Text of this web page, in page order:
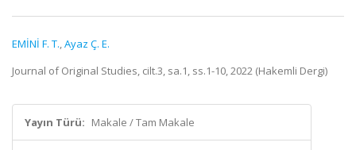
EMİNİ F. T.,Ayaz Ç. E.
Journal of Original Studies, cilt.3, sa.1, ss.1-10, 2022 (Hakemli Dergi)
Yayın Türü: Makale / Tam Makale